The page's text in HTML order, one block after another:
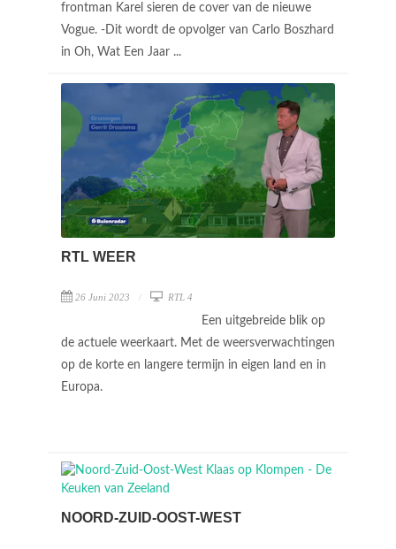
frontman Karel sieren de cover van de nieuwe
Vogue. -Dit wordt de opvolger van Carlo Boszhard
in Oh, Wat Een Jaar ...
RTL WEER
26 Juni 2023 RTL 4
Een uitgebreide blik op
de actuele weerkaart. Met de weersverwachtingen
op de korte en langere termijn in eigen land en in
Europa.
NOORD-ZUID-OOST-WEST